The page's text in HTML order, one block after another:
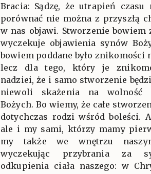
Bracia: Sądzę, że utrapień czasu
porównać nie można z przyszłą
w nas objawi. Stworzenie bowiem
wyczekuje objawienia synów
bowiem poddane było znikomości
lecz dla tego, który je
nadziei, że i samo stworzenie
niewoli skażenia na wolność
Bożych. Bo wiemy, że całe
dotychczas rodzi wśród boleści.
ale i my sami, którzy mamy
my także we wnętrzu
wyczekując przybrania za
odkupienia ciała naszego: w